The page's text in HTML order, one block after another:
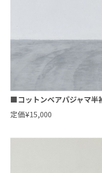
■コットンベアパジャマ半
定価¥15,000